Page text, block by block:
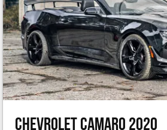
Chevrolet Camaro 2020